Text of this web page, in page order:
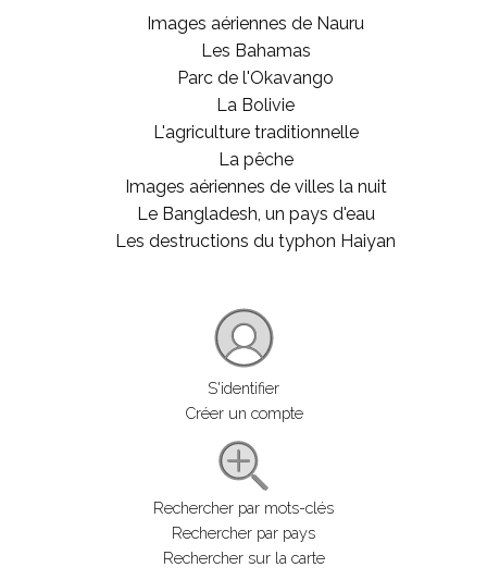
Images aériennes de Nauru
Les Bahamas
Parc de l'Okavango
La Bolivie
L'agriculture traditionnelle
La pêche
Images aériennes de villes la nuit
Le Bangladesh, un pays d'eau
Les destructions du typhon Haiyan
S'identifier
Créer un compte
Rechercher par mots-clés
Rechercher par pays
Rechercher sur la carte